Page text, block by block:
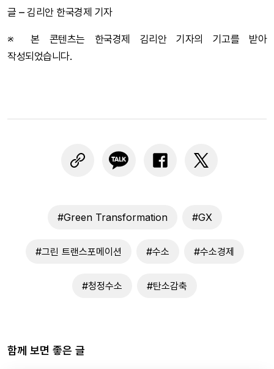
글 – 김리안 한국경제 기자
※ 본 콘텐츠는 한국경제 김리안 기자의 기고를 받아
작성되었습니다.
#Green Transformation #GX
#그린 트랜스포메이션 #수소 #수소경제
#청정수소 #탄소감축
함께 보면 좋은 글